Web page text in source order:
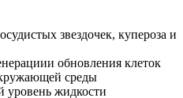
звездочек, купероза и
обновления клеток
среды
уровень жидкости